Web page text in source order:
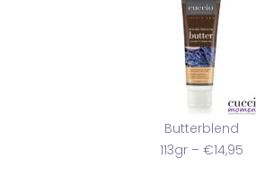
Butterblend
113gr – €14,95